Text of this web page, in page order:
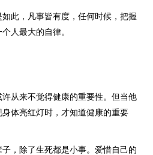
此，凡事皆有度，任何时候，把握
人最大的自律。
从来不觉得健康的重要性。但当他
体亮红灯时，才知道健康的重要
，除了生死都是小事。爱惜自己的